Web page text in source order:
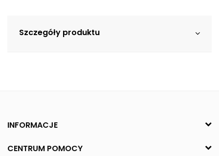
Szczegóły produktu
INFORMACJE
CENTRUM POMOCY